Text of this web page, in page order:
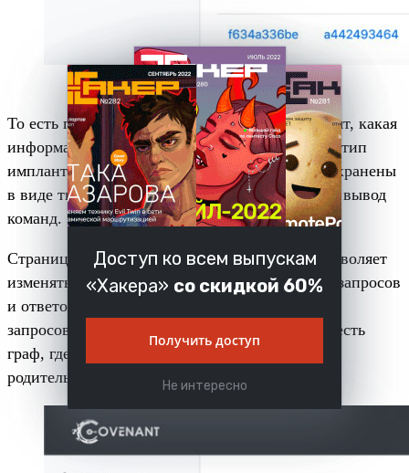
То есть при командной работе атакующие видят, какая
информация и откуда уже получена, где какой тип
имплантов активен и так далее. Результаты сохранены
в виде тикетов с номерами, сохраняется также вывод
команд.
Страница редактирования профиля listener позволяет
изменять любой параметр, включая заголовки запросов
и ответов, обратные вызовы, а также форматы
запросов и ответов. Для удобства восприятия есть
граф, где отображаются связи вида «listener —
родительский узел — дочерний узел».
Доступ ко всем выпускам
«Хакера» со скидкой 60%
Получить доступ
Не интересно